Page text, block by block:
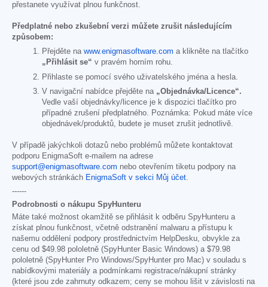
přestanete využívat plnou funkčnost.
Předplatné nebo zkušební verzi můžete zrušit následujícím
způsobem:
Přejděte na www.enigmasoftware.com a klikněte na tlačítko
„Přihlásit se“ v pravém horním rohu.
Přihlaste se pomocí svého uživatelského jména a hesla.
V navigační nabídce přejděte na „Objednávka/Licence“.
Vedle vaší objednávky/licence je k dispozici tlačítko pro
případné zrušení předplatného. Poznámka: Pokud máte více
objednávek/produktů, budete je muset zrušit jednotlivě.
V případě jakýchkoli dotazů nebo problémů můžete kontaktovat
podporu EnigmaSoft e-mailem na adrese
support@enigmasoftware.com nebo otevřením tiketu podpory na
webových stránkách EnigmaSoft v sekci Můj účet.
------
Podrobnosti o nákupu SpyHunteru
Máte také možnost okamžitě se přihlásit k odběru SpyHunteru a
získat plnou funkčnost, včetně odstranění malwaru a přístupu k
našemu oddělení podpory prostřednictvím HelpDesku, obvykle za
cenu od $49.98 pololetně (SpyHunter Basic Windows) a $79.98
pololetně (SpyHunter Pro Windows/SpyHunter pro Mac) v souladu s
nabídkovými materiály a podmínkami registrace/nákupní stránky
(které jsou zde zahrnuty odkazem; ceny se mohou lišit v závislosti na